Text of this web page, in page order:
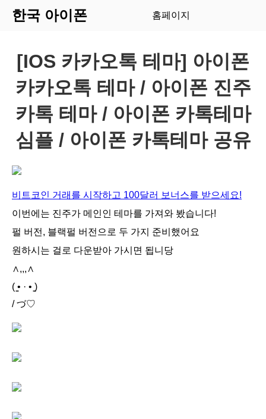
한국 아이폰 홈페이지
[IOS 카카오톡 테마] 아이폰
카카오톡 테마 / 아이폰 진주
카톡 테마 / 아이폰 카톡테마
심플 / 아이폰 카톡테마 공유
비트코인 거래를 시작하고 100달러 보너스를 받으세요!
이번에는 진주가 메인인 테마를 가져와 봤습니다!
펄 버전, 블랙펄 버전으로 두 가지 준비했어요
원하시는 걸로 다운받아 가시면 됩니당
∧,,,∧
( ̳• · • ̳)
/ づ♡